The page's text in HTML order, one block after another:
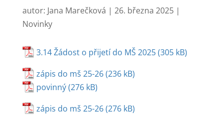
autor: Jana Marečková | 26. března 2025|
Novinky
3.14 Žádost o přijetí do MŠ 2025
zápis do mš 25-26
povinný
zápis do mš 25-26